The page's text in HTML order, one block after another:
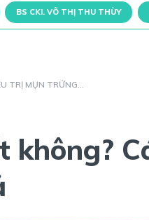
BS CKI. VÕ THỊ THU THÙY
TRỊ MỤN TRỨNG...
không?